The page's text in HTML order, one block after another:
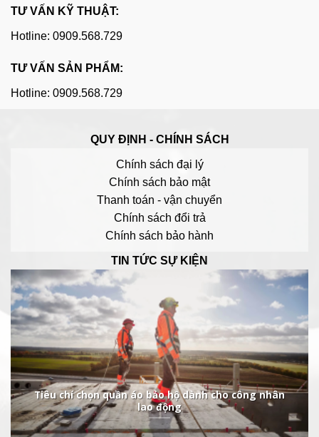
TƯ VẤN KỸ THUẬT:
Hotline: 0909.568.729
TƯ VẤN SẢN PHẨM:
Hotline: 0909.568.729
QUY ĐỊNH - CHÍNH SÁCH
Chính sách đại lý
Chính sách bảo mật
Thanh toán - vận chuyển
Chính sách đổi trả
Chính sách bảo hành
TIN TỨC SỰ KIỆN
Tiêu chí chọn quần áo bảo hộ dành cho công nhân
lao động